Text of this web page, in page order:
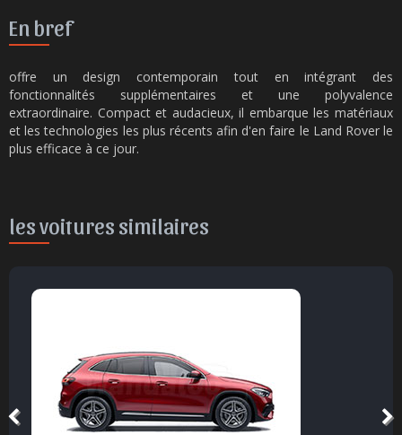
En bref
offre un design contemporain tout en intégrant des
fonctionnalités supplémentaires et une polyvalence
extraordinaire. Compact et audacieux, il embarque les matériaux
et les technologies les plus récents afin d'en faire le Land Rover le
plus efficace à ce jour.
les voitures similaires